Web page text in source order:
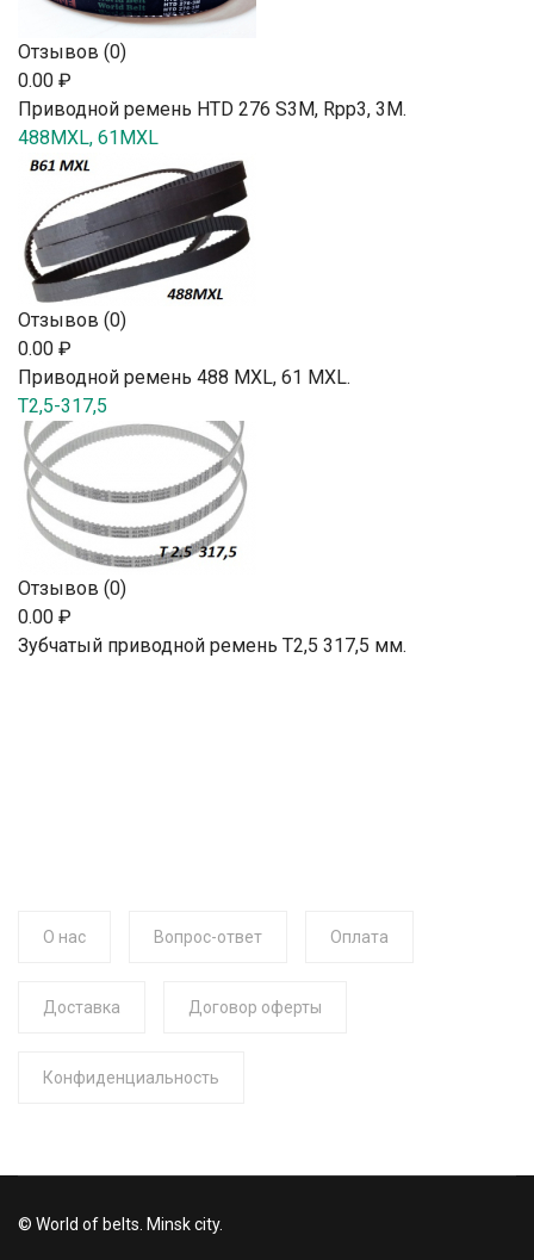
Отзывов (0)
0.00 ₽
Приводной ремень HTD 276 S3M, Rpp3, 3М.
488MXL, 61MXL
Отзывов (0)
0.00 ₽
Приводной ремень 488 MXL, 61 MXL.
T2,5-317,5
Отзывов (0)
0.00 ₽
Зубчатый приводной ремень T2,5 317,5 мм.
О нас Вопрос-ответ Оплата
Доставка Договор оферты
Конфиденциальность
© World of belts. Minsk city.